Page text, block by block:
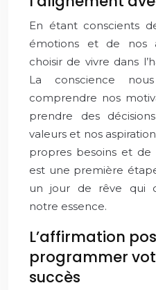
En étant conscients
émotions et de nos
choisir de vivre dans
La conscience
comprendre nos
prendre des
valeurs et nos
propres besoins et de
est une première
un jour de rêve qui
notre essence.
L’affirmation
programmer
succès